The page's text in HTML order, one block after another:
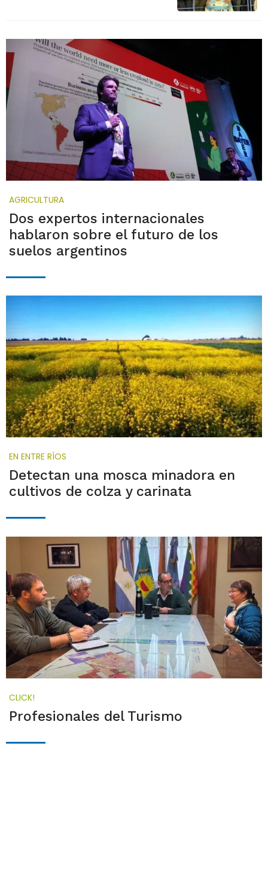
AGRICULTURA
Dos expertos internacionales
hablaron sobre el futuro de los
suelos argentinos
EN ENTRE RÍOS
Detectan una mosca minadora en
cultivos de colza y carinata
CLICK!
Profesionales del Turismo